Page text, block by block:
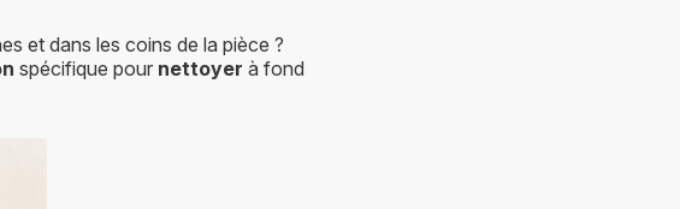
et dans les coins de la pièce ?
spécifique pour nettoyer à fond